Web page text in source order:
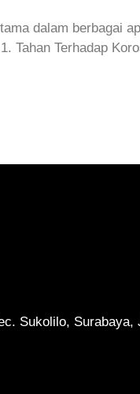
dalam berbagai
Tahan Terhadap
Sukolilo, Surabaya,